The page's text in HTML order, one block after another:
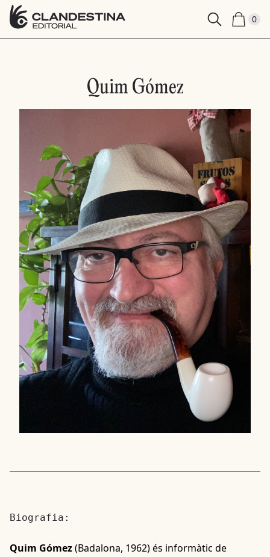
0
Quim Gómez
Biografia:
Quim Gómez(Badalona, 1962) és informàtic de